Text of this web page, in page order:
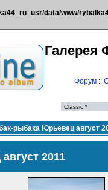
data/www/
Галерея
Форум::
рыбака Юрьевец август
2011